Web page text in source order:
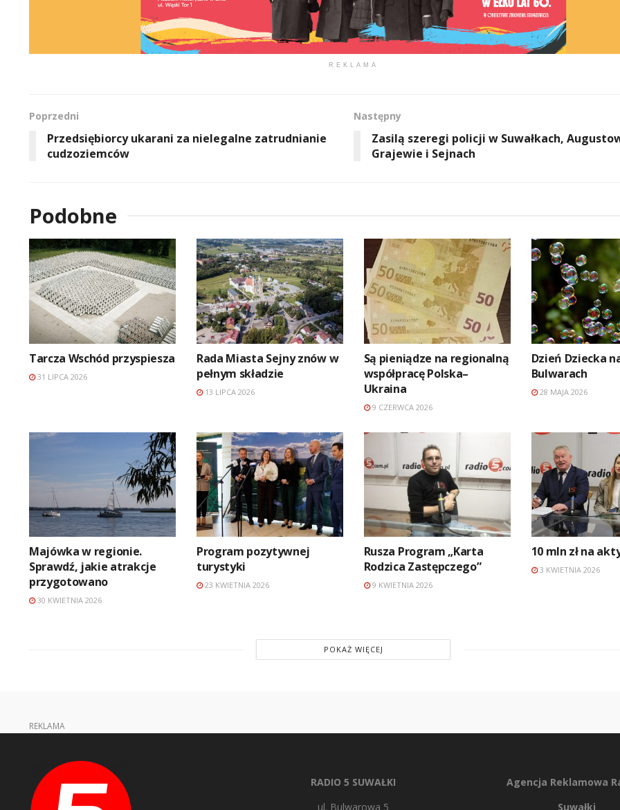
REKLAMA
Poprzedni
Przedsiębiorcy ukarani za nielegalne zatrudnianie
cudzoziemców
Następny
Zasilą szeregi policji w Suwałkach,
Grajewie i Sejnach
Podobne
Tarcza Wschód przyspiesza
31 LIPCA 2026
Rada Miasta Sejny znów w
pełnym składzie
13 LIPCA 2026
Są pieniądze na regionalną
współpracę Polska–
Ukraina
9 CZERWCA 2026
Dzień Dziecka
Bulwarach
28 MAJA 2026
Majówka w regionie.
Sprawdź, jakie atrakcje
przygotowano
30 KWIETNIA 2026
Program pozytywnej
turystyki
23 KWIETNIA 2026
Rusza Program „Karta
Rodzica Zastępczego”
9 KWIETNIA 2026
10 mln zł na
3 KWIETNIA 2026
POKAŻ WIĘCEJ
REKLAMA
RADIO 5 SUWAŁKI
ul. Bulwarowa 5
Agencja Reklamowa
Suwałki